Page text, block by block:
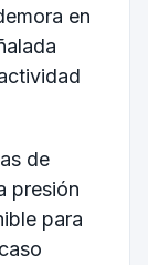
en
de
presión
para